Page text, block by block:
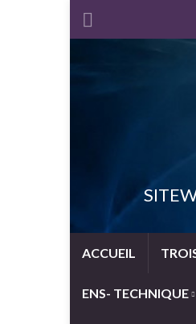
ACCUEIL
ENS- TECHNIQUE